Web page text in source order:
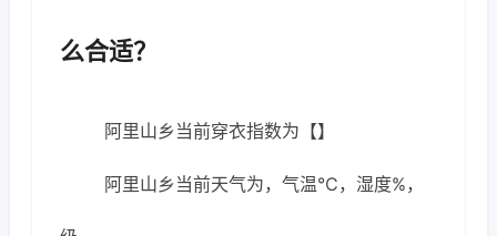
么合适？
阿里山乡当前穿衣指数为【】
阿里山乡当前天气为，气温℃，湿度%，